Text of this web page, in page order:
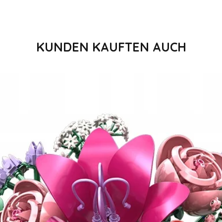
KUNDEN KAUFTEN AUCH